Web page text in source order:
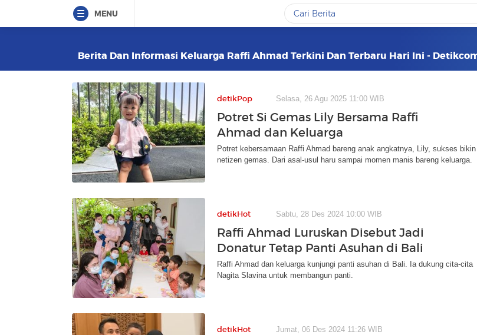
MENU
Berita Dan Informasi Keluarga Raffi Ahmad Terkini Dan Terbaru Hari Ini -
detikPop Selasa, 26 Agu 2025 11:00 WIB
Potret Si Gemas Lily Bersama Raffi
Ahmad dan Keluarga
Potret kebersamaan Raffi Ahmad bareng anak angkatnya, Lily, sukses bikin
netizen gemas. Dari asal-usul haru sampai momen manis bareng keluarga.
detikHot Sabtu, 28 Des 2024 10:00 WIB
Raffi Ahmad Luruskan Disebut Jadi
Donatur Tetap Panti Asuhan di Bali
Raffi Ahmad dan keluarga kunjungi panti asuhan di Bali. Ia dukung cita-cita
Nagita Slavina untuk membangun panti.
detikHot Jumat, 06 Des 2024 11:26 WIB